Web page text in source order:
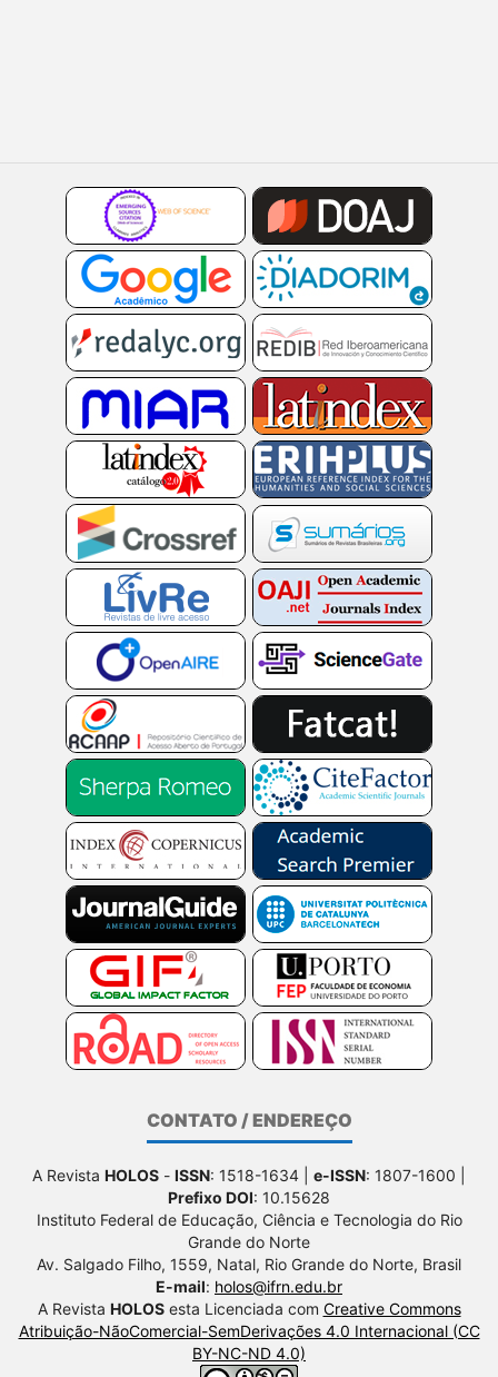
CONTATO / ENDEREÇO
A Revista HOLOS - ISSN: 1518-1634 | e-ISSN: 1807-1600 |
Prefixo DOI: 10.15628
Instituto Federal de Educação, Ciência e Tecnologia do Rio
Grande do Norte
Av. Salgado Filho, 1559, Natal, Rio Grande do Norte, Brasil
E-mail: holos@ifrn.edu.br
A Revista HOLOSesta Licenciada com Creative Commons
Atribuição-NãoComercial-SemDerivações 4.0 Internacional (CC
BY-NC-ND 4.0)